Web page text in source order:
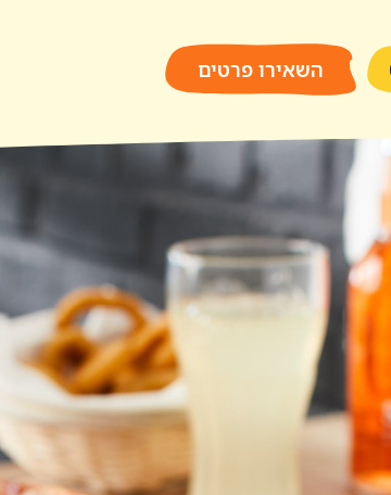
השאירו פרטים